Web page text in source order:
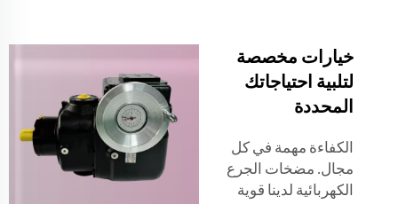
خيارات مخصصة
لتلبية احتياجاتك
المحددة
الكفاءة مهمة في كل
مجال. مضخات الجرع
الكهربائية لدينا قوية